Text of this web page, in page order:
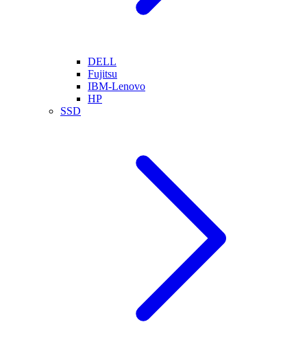
DELL
Fujitsu
IBM-Lenovo
HP
SSD